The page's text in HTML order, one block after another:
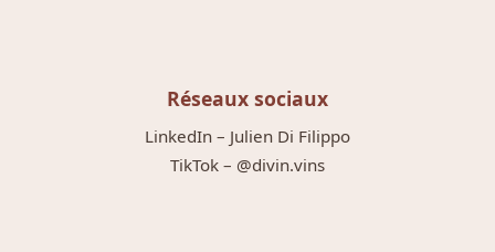
Réseaux sociaux
LinkedIn – Julien Di Filippo
TikTok – @divin.vins